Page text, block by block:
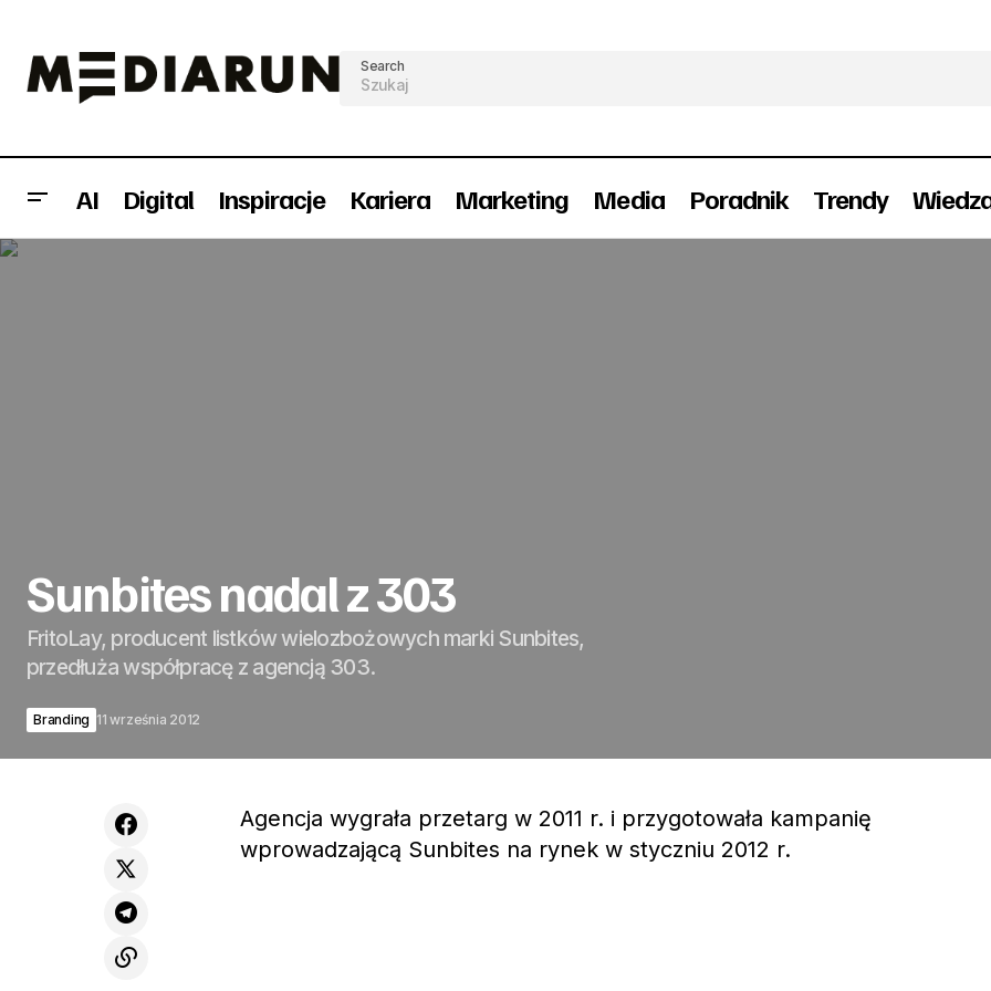
Search
AI Digital Inspiracje Kariera Marketing Media Poradnik Trendy
Sunbites nadal z 303
FritoLay, producent listków wielozbożowych marki Sunbites,
przedłuża współpracę z agencją 303.
Branding 11 września 2012
Agencja wygrała przetarg w 2011 r. i przygotowała kampanię
wprowadzającą Sunbites na rynek w styczniu 2012 r.